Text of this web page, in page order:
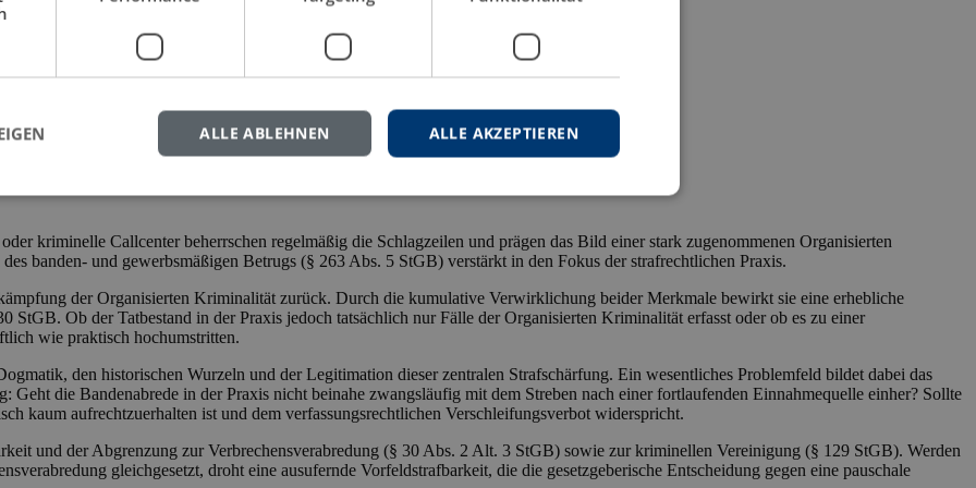
kriminelle Callcenter beherrschen regelmäßig die Schlagzeilen und prägen das Bild einer stark zugenommenen Organisierten
banden- und gewerbsmäßigen Betrugs (§ 263 Abs. 5 StGB) verstärkt in den Fokus der strafrechtlichen Praxis.
der Organisierten Kriminalität zurück. Durch die kumulative Verwirklichung beider Merkmale bewirkt sie eine erhebliche
StGB. Ob der Tatbestand in der Praxis jedoch tatsächlich nur Fälle der Organisierten Kriminalität erfasst oder ob es zu einer
wie praktisch hochumstritten.
den historischen Wurzeln und der Legitimation dieser zentralen Strafschärfung. Ein wesentliches Problemfeld bildet dabei das
Geht die Bandenabrede in der Praxis nicht beinahe zwangsläufig mit dem Streben nach einer fortlaufenden Einnahmequelle einher? Sollte
kaum aufrechtzuerhalten ist und dem verfassungsrechtlichen Verschleifungsverbot widerspricht.
und der Abgrenzung zur Verbrechensverabredung (§ 30 Abs. 2 Alt. 3 StGB) sowie zur kriminellen Vereinigung (§ 129 StGB). Werden
gleichgesetzt, droht eine ausufernde Vorfeldstrafbarkeit, die die gesetzgeberische Entscheidung gegen eine pauschale
ALLE AKZEPTIEREN
ALLE ABLEHNEN